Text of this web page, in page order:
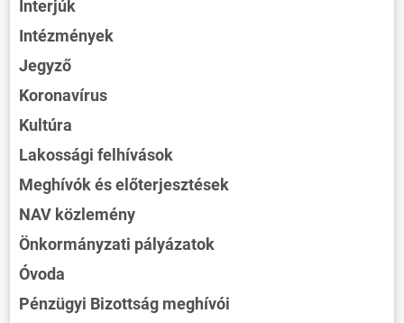
Interjúk
Intézmények
Jegyző
Koronavírus
Kultúra
Lakossági felhívások
Meghívók és előterjesztések
NAV közlemény
Önkormányzati pályázatok
Óvoda
Pénzügyi Bizottság meghívói